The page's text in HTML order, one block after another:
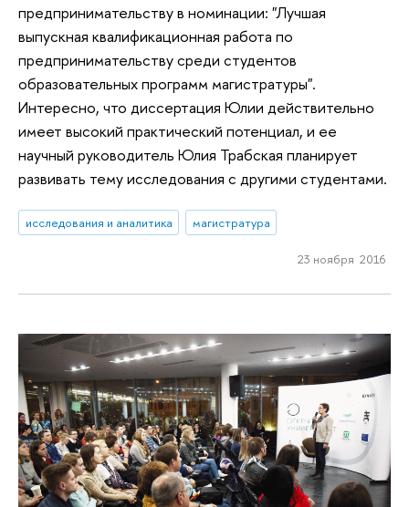
предпринимательству в номинации: "Лучшая
выпускная квалификационная работа по
предпринимательству среди студентов
образовательных программ магистратуры".
Интересно, что диссертация Юлии действительно
имеет высокий практический потенциал, и ее
научный руководитель Юлия Трабская планирует
развивать тему исследования с другими студентами.
исследования и аналитика магистратура
23 ноября 2016